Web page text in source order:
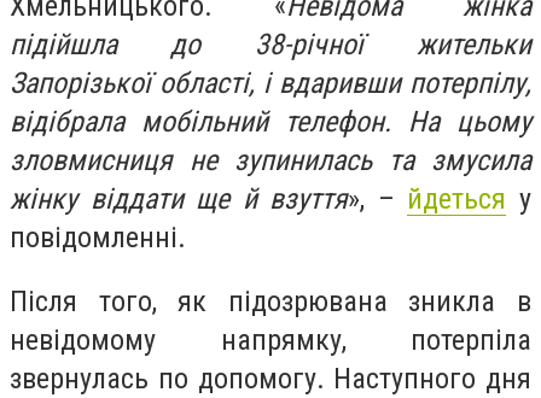
підійшла до 38-річної жительки
Запорізької області, і вдаривши потерпілу,
відібрала мобільний телефон. На цьому
зловмисниця не зупинилась та змусила
жінку віддати ще й взуття», – йдеться у
повідомленні.
Після того, як підозрювана зникла в
невідомому напрямку, потерпіла
звернулась по допомогу. Наступного дня